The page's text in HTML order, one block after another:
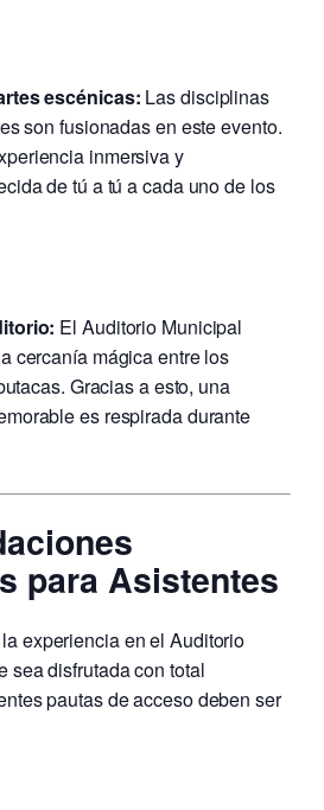
escénicas: Las disciplinas
son fusionadas en este evento.
inmersiva y
de tú a tú a cada uno de los
El Auditorio Municipal
cercanía mágica entre los
Gracias a esto, una
es respirada durante
para Asistentes
experiencia en el Auditorio
sea disfrutada con total
pautas de acceso deben ser